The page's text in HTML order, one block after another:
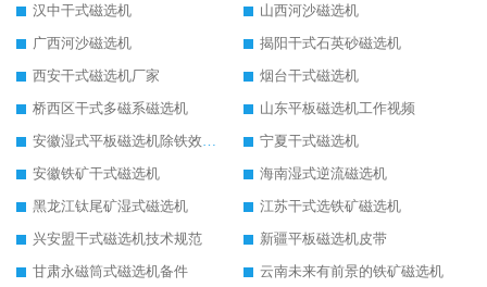
汉中干式磁选机
山西河沙磁选机
广西河沙磁选机
揭阳干式石英砂磁选机
西安干式磁选机厂家
烟台干式磁选机
桥西区干式多磁系磁选机
山东平板磁选机工作视频
宁夏干式磁选机
安徽铁矿干式磁选机
海南湿式逆流磁选机
黑龙江钛尾矿湿式磁选机
江苏干式选铁矿磁选机
兴安盟干式磁选机技术规范
新疆平板磁选机皮带
甘肃永磁筒式磁选机备件
云南未来有前景的铁矿磁选机